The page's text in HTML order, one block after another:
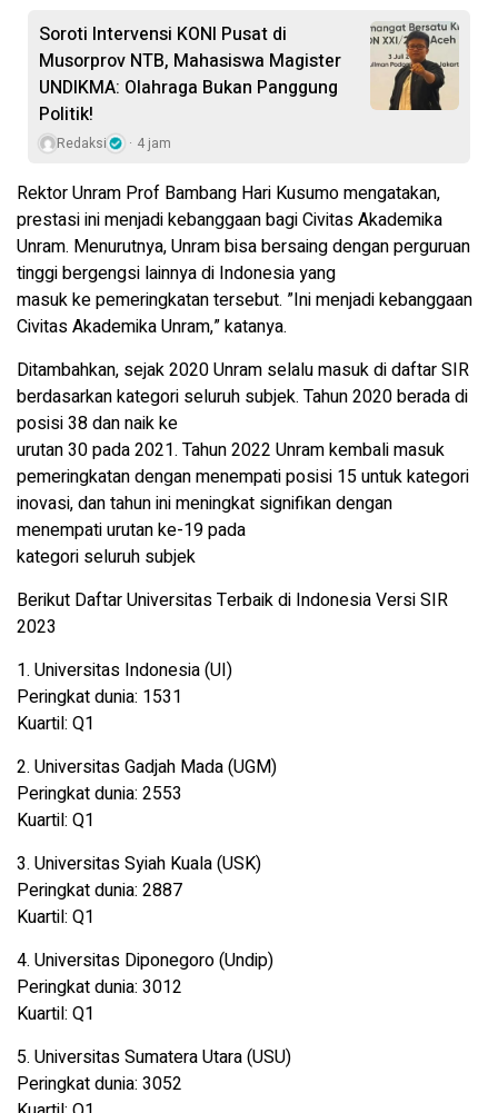
Soroti Intervensi KONI Pusat di
Musorprov NTB, Mahasiswa Magister
UNDIKMA: Olahraga Bukan Panggung
Politik!
Redaksi 4 jam
Rektor Unram Prof Bambang Hari Kusumo mengatakan,
prestasi ini menjadi kebanggaan bagi Civitas Akademika
Unram. Menurutnya, Unram bisa bersaing dengan perguruan
tinggi bergengsi lainnya di Indonesia yang
masuk ke pemeringkatan tersebut. ”Ini menjadi kebanggaan
Civitas Akademika Unram,” katanya.
Ditambahkan, sejak 2020 Unram selalu masuk di daftar SIR
berdasarkan kategori seluruh subjek. Tahun 2020 berada di
posisi 38 dan naik ke
urutan 30 pada 2021. Tahun 2022 Unram kembali masuk
pemeringkatan dengan menempati posisi 15 untuk kategori
inovasi, dan tahun ini meningkat signifikan dengan
menempati urutan ke-19 pada
kategori seluruh subjek
Berikut Daftar Universitas Terbaik di Indonesia Versi SIR
2023
1. Universitas Indonesia (UI)
Peringkat dunia: 1531
Kuartil: Q1
2. Universitas Gadjah Mada (UGM)
Peringkat dunia: 2553
Kuartil: Q1
3. Universitas Syiah Kuala (USK)
Peringkat dunia: 2887
Kuartil: Q1
4. Universitas Diponegoro (Undip)
Peringkat dunia: 3012
Kuartil: Q1
5. Universitas Sumatera Utara (USU)
Peringkat dunia: 3052